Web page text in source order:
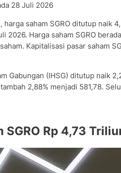
28 Juli 2026
saham SGRO ditutup naik
2026. Harga saham SGRO
Kapitalisasi pasar saham
Gabungan (IHSG) ditutup naik
2,88% menjadi 581,78.
SGRO Rp 4,73